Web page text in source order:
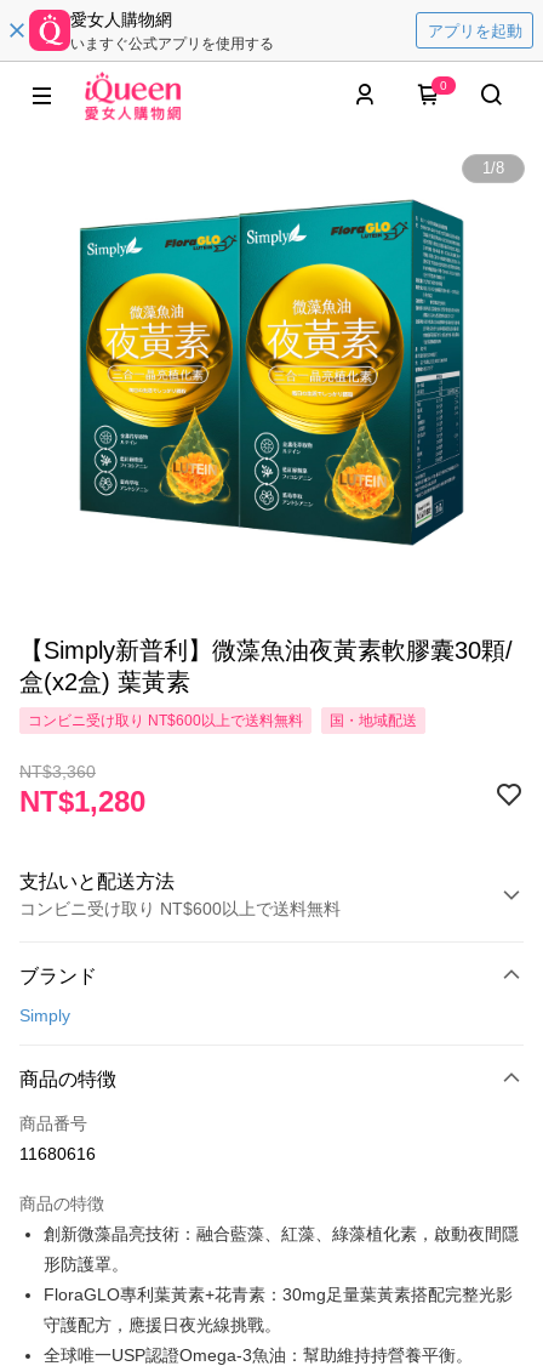
愛女人購物網
いますぐ公式アプリを使用する
アプリを起動
0
1/8
【Simply新普利】微藻魚油夜黃素軟膠囊30顆/
盒(x2盒) 葉黃素
コンビニ受け取り NT$600以上で送料無料 国・地域配送
NT$3,360
NT$1,280
支払いと配送方法
コンビニ受け取り NT$600以上で送料無料
クレジットカード1回払い
LINE Pay
Apple Pay
Easy Wallet
Google Pay
Plus Pay
AFTEE代金後払い
ブランド
Simply
商品の特徴
商品番号
11680616
商品の特徴
創新微藻晶亮技術：融合藍藻、紅藻、綠藻植化素，啟動夜間隱
形防護罩。
FloraGLO專利葉黃素+花青素：30mg足量葉黃素搭配完整光影
守護配方，應援日夜光線挑戰。
全球唯一USP認證Omega-3魚油：幫助維持持營養平衡。